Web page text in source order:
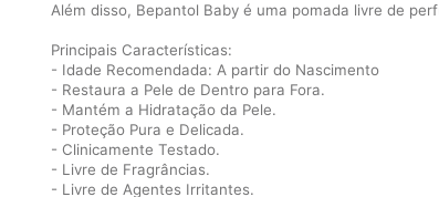
Além disso, Bepantol Baby é uma pomada livre de
Principais Características:
- Idade Recomendada: A partir do Nascimento
- Restaura a Pele de Dentro para Fora.
- Mantém a Hidratação da Pele.
- Proteção Pura e Delicada.
- Clinicamente Testado.
- Livre de Fragrâncias.
- Livre de Agentes Irritantes.